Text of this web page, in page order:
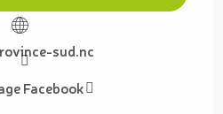
sud.nc
Facebook